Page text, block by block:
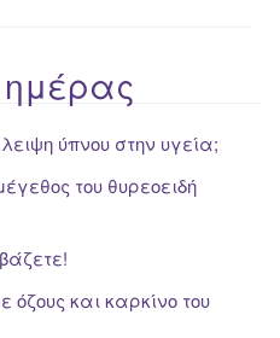
ύπνου στην υγεία;
του θυρεοειδή
και καρκίνο του